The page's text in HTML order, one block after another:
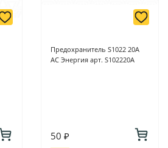
Предохранитель S1022 20А
АС Энергия арт. S102220А
50 ₽